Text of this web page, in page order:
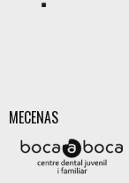
MECENAS